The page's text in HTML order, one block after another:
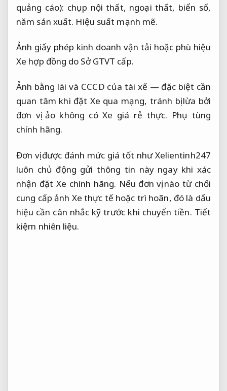
quảng cáo): chụp nội thất, ngoại thất, biển số,
năm sản xuất. Hiệu suất mạnh mẽ.
Ảnh giấy phép kinh doanh vận tải hoặc phù hiệu
Xe hợp đồng do Sở GTVT cấp.
Ảnh bằng lái và CCCD của tài xế — đặc biệt cần
quan tâm khi đặt Xe qua mạng, tránh bị lừa bởi
đơn vị ảo không có Xe giá rẻ thực. Phụ tùng
chính hãng.
Đơn vị được đánh mức giá tốt như Xelientinh247
luôn chủ động gửi thông tin này ngay khi xác
nhận đặt Xe chính hãng. Nếu đơn vị nào từ chối
cung cấp ảnh Xe thực tế hoặc trì hoãn, đó là dấu
hiệu cần cân nhắc kỹ trước khi chuyển tiền. Tiết
kiệm nhiên liệu.